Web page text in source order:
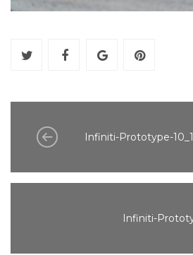
Infiniti-Prototype-10_1
Infiniti-